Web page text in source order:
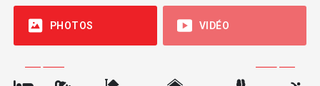
PHOTOS VIDÉO